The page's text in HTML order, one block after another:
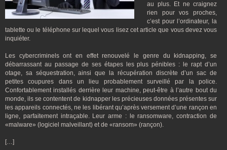
au plus. Et ne craignez
rien pour vos proches,
c’est pour l’ordinateur, la
tablette ou le téléphone sur lequel vous lisez cet article que vous devez vous
inquiéter.
Les cybercriminels ont en effet renouvelé le genre du kidnapping, se
débarrassant au passage de ses étapes les plus pénibles : le rapt d’un
otage, sa séquestration, ainsi que la récupération discrète d’un sac de
petites coupures dans un lieu probablement surveillé par la police.
Confortablement installés derrière leur machine, peut-être à l’autre bout du
monde, ils se contentent de kidnapper les précieuses données présentes sur
les appareils connectés, ne les libérant qu’après versement d’une rançon en
ligne, parfaitement intraçable. Leur arme : le ransomware, contraction de
«malware» (logiciel malveillant) et de «ransom» (rançon).
[…]